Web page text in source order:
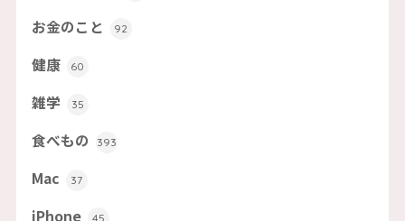
お金のこと 92
健康 60
雑学 35
食べもの 393
Mac 37
iPhone 45